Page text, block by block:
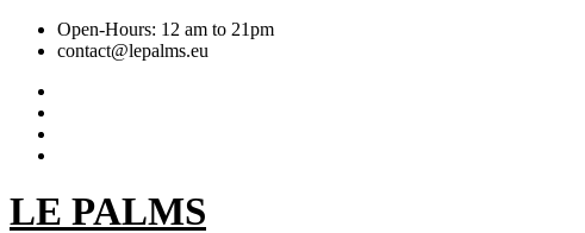
Skip
Open-Hours: 12 am to 21pm
contact@lepalms.eu
LE PALMS